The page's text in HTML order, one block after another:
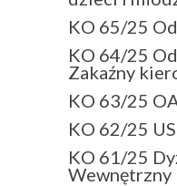
KO 65/25
KO 64/25
Zakaźny
KO 63/25
KO 62/25
KO 61/25
Wewnętrzny